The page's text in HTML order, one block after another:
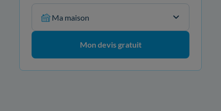
Ma maison
Mon devis gratuit